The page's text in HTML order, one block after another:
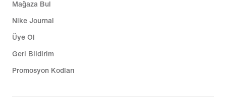
Mağaza Bul
Nike Journal
Üye Ol
Geri Bildirim
Promosyon Kodları